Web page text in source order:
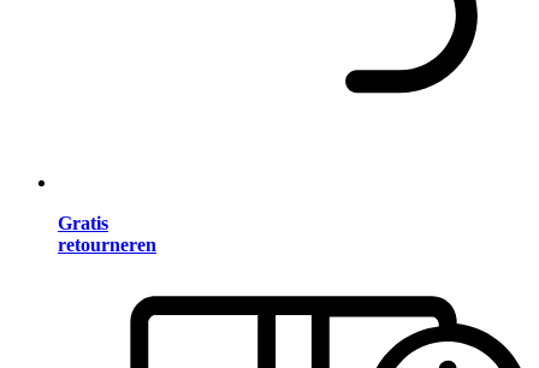
Gratis
retourneren